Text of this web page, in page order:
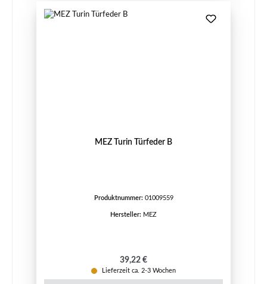
MEZ Turin Türfeder B
Produktnummer: 01009559
Hersteller: MEZ
Regulärer Preis:
39,22 €
Lieferzeit ca. 2-3 Wochen